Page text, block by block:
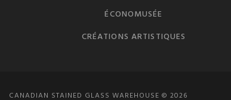
ÉCONOMUSÉE
CRÉATIONS ARTISTIQUES
CANADIAN STAINED GLASS WAREHOUSE © 2026